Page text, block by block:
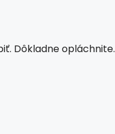
Dôkladne opláchnite.